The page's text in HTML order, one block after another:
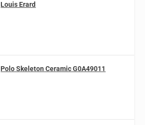
Louis Erard
Polo Skeleton Ceramic G0A49011